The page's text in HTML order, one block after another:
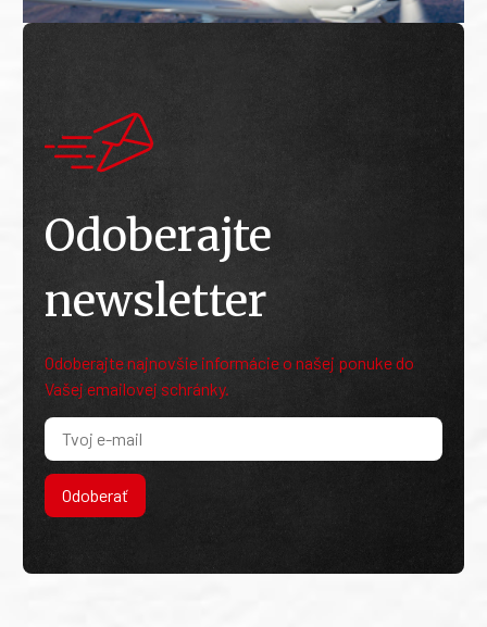
Odoberajte
newsletter
Odoberajte najnovšie informácie o našej ponuke do
Vašej emailovej schránky.
Odoberať